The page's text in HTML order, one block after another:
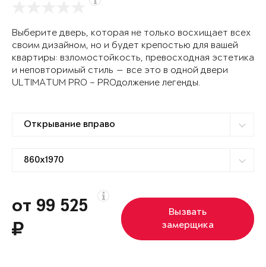
Выберите дверь, которая не только восхищает всех
своим дизайном, но и будет крепостью для вашей
квартиры: взломостойкость, превосходная эстетика
и неповторимый стиль — все это в одной двери
ULTIMATUM PRO – PROдолжение легенды.
от 99 525
Вызвать
замерщика